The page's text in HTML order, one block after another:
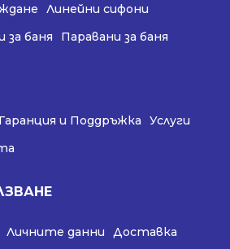
Линейни сифони
за баня Паравани за баня
Гаранция и Поддръжка
Услуги
Личните данни Доставка